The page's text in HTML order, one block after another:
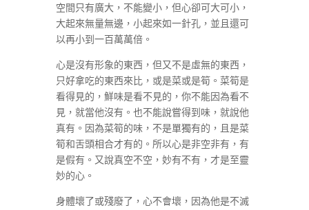
空間只有廣大，不能變小，但心卻可大可小，
大起來無量無邊，小起來如一針孔，並且還可
以再小到一百萬萬倍。
心是沒有形象的東西，但又不是虛無的東西，
只好拿吃的東西來比，或是菜或是筍。菜筍是
看得見的，鮮味是看不見的，你不能因為看不
見，就當他沒有。也不能說嘗得到味，就說他
真有。因為菜筍的味，不是單獨有的，且是菜
筍和舌頭相合才有的。所以心是非空非有，有
是假有。又說真空不空，妙有不有，才是至靈
妙的心。
身體壞了或殘廢了，心不會壞，因為他是不滅